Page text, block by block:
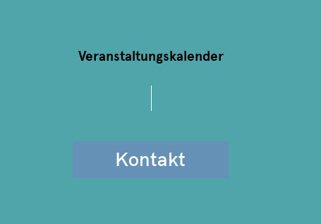
Veranstaltungskalender
Kontakt